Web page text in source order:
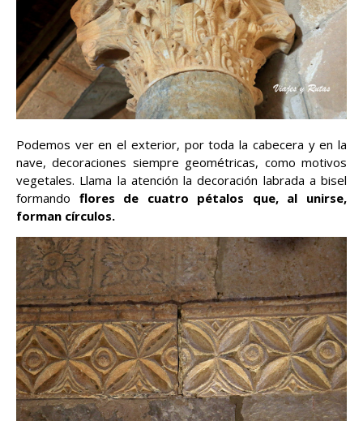
Podemos ver en el exterior, por toda la cabecera y en la
nave, decoraciones siempre geométricas, como motivos
vegetales. Llama la atención la decoración labrada a bisel
formando flores de cuatro pétalos que, al unirse,
forman círculos.